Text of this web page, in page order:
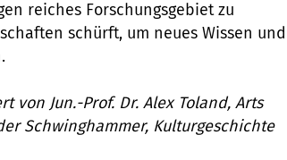
reiches Forschungsgebiet zu
schürft, um neues Wissen und
Jun.-Prof. Dr. Alex Toland, Arts
Schwinghammer, Kulturgeschichte